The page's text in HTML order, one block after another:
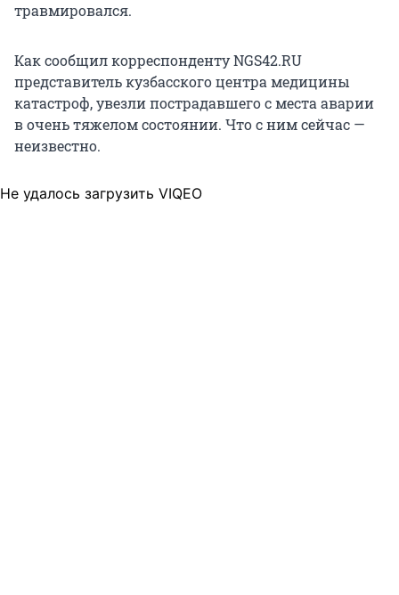
травмировался.
Как сообщил корреспонденту NGS42.RU
представитель кузбасского центра медицины
катастроф, увезли пострадавшего с места аварии
в очень тяжелом состоянии. Что с ним сейчас —
неизвестно.
Не удалось загрузить VIQEO